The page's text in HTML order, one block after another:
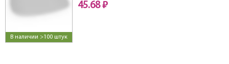
В наличии >100 штук
45.68 ₽